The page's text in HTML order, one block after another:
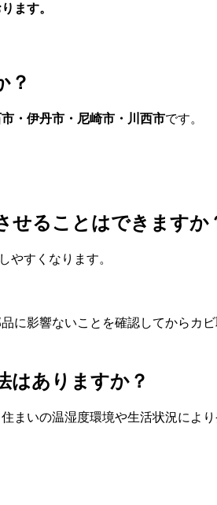
ます。
？
・伊丹市・尼崎市・川西市です。
せることはできますか
やすくなります。
に影響ないことを確認してからカ
はありますか？
まいの温湿度環境や生活状況により